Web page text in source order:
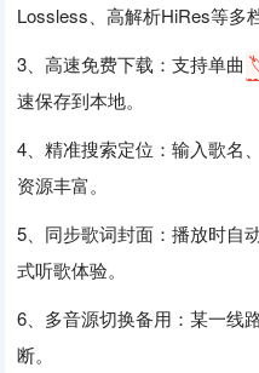
Lossless、高解析HiRes等多
3、高速免费下载：支持单曲
速保存到本地。
4、精准搜索定位：输入歌名
资源丰富。
5、同步歌词封面：播放时自
式听歌体验。
6、多音源切换备用：某一线
断。